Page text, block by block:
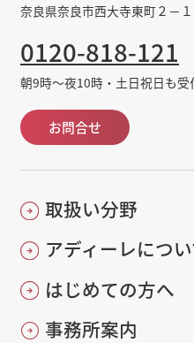
奈良県奈良市西大寺東町２－
0120-818-121
朝9時～夜10時・土日祝日も受
お問合せ
取扱い分野
アディーレにつ
はじめての方へ
事務所案内